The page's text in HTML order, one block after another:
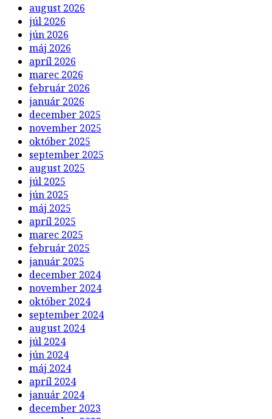
august 2026
júl 2026
jún 2026
máj 2026
apríl 2026
marec 2026
február 2026
január 2026
december 2025
november 2025
október 2025
september 2025
august 2025
júl 2025
jún 2025
máj 2025
apríl 2025
marec 2025
február 2025
január 2025
december 2024
november 2024
október 2024
september 2024
august 2024
júl 2024
jún 2024
máj 2024
apríl 2024
január 2024
december 2023